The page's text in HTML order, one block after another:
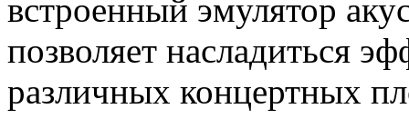
встроенный эмулятор
позволяет насладиться
различных концертных